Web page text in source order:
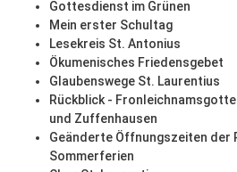
Gottesdienst im Grünen
Mein erster Schultag
Lesekreis St. Antonius
Ökumenisches Friedensgebet
Glaubenswege St. Laurentius
Rückblick -
und Zuffenhausen
Geänderte Öffnungszeiten der
Sommerferien